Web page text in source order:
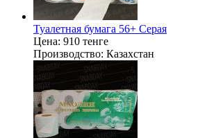
Туалетная бумага 56+ Серая
Цена: 910 тенге
Производство: Казахстан